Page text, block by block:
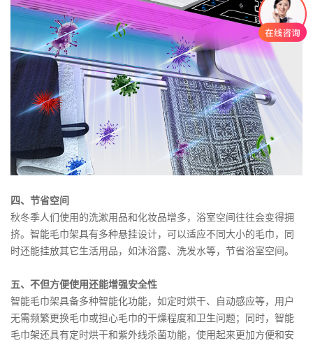
四、节省空间
秋冬季人们使用的洗漱用品和化妆品增多，浴室空间往往会变得拥
挤。智能毛巾架具有多种悬挂设计，可以适应不同大小的毛巾，同
时还能挂放其它生活用品，如沐浴露、洗发水等，节省浴室空间。
五、不但方便使用还能增强安全性
智能毛巾架具备多种智能化功能，如定时烘干、自动感应等，用户
无需频繁更换毛巾或担心毛巾的干燥程度和卫生问题；同时，智能
毛巾架还具有定时烘干和紫外线杀菌功能，使用起来更加方便和安